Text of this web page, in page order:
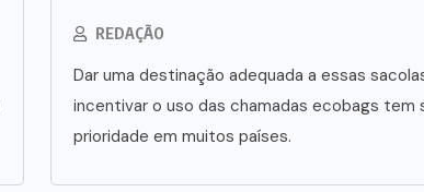
REDAÇÃO
Dar uma destinação adequada a essas
incentivar o uso das chamadas ecobags tem
prioridade em muitos países.